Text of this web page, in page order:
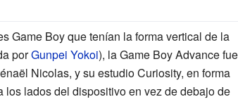
Game Boy que tenían la forma vertical de la
porGunpei Yokoi), la Game Boy Advance fue
Nicolas, y su estudio Curiosity, en forma
los lados del dispositivo en vez de debajo de